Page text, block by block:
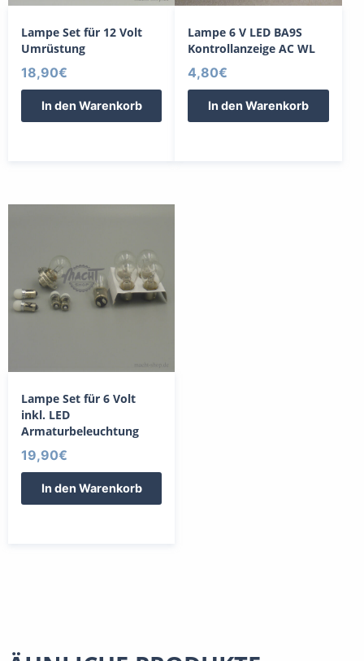
Lampe Set für 12 Volt
Umrüstung
18,90€
In den Warenkorb
Lampe 6 V LED BA9S
Kontrollanzeige AC WL
4,80€
In den Warenkorb
Lampe Set für 6 Volt
inkl. LED
Armaturbeleuchtung
19,90€
In den Warenkorb